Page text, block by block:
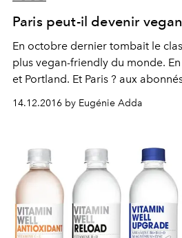
Paris peut-il devenir
En octobre dernier tombait le
plus vegan-friendly du monde.
et Portland. Et Paris ? aux
cantines zéro produit animal se
partout dans la capitale,
sociétal.
14.12.2016 by Eugénie Adda